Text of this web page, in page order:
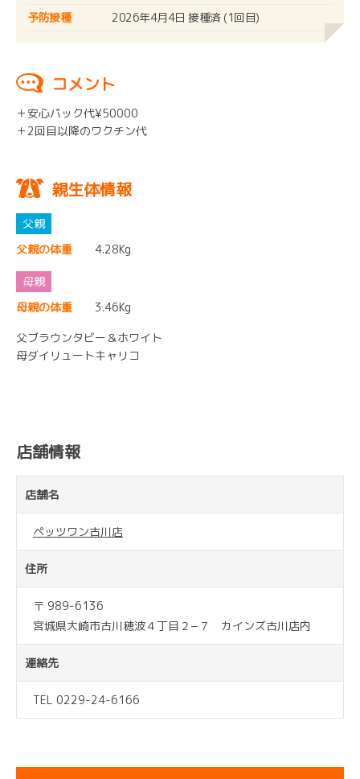
予防接種
2026年4月4日 接種済 (1回目)
コメント
＋安心パック代¥50000
＋2回目以降のワクチン代
親生体情報
父親の体重 4.28Kg
母親の体重
3.46Kg
父ブラウンタビー＆ホワイト
母ダイリュートキャリコ
店舗情報
店舗名
ペッツワン古川店
住所
〒 989-6136
宮城県大崎市古川穂波４丁目２−７ カインズ古川店内
連絡先
TEL 0229-24-6166